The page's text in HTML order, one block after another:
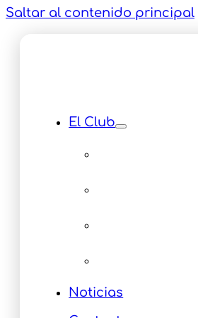
Saltar al contenido principal
El Club
Noticias